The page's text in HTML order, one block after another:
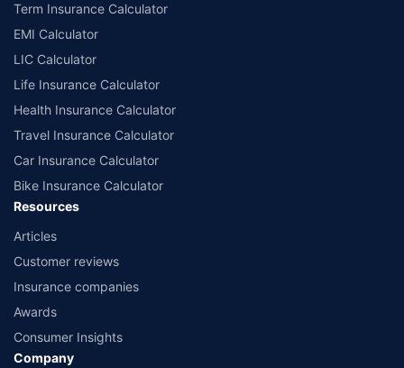
Term Insurance Calculator
EMI Calculator
LIC Calculator
Life Insurance Calculator
Health Insurance Calculator
Travel Insurance Calculator
Car Insurance Calculator
Bike Insurance Calculator
Resources
Articles
Customer reviews
Insurance companies
Awards
Consumer Insights
Company